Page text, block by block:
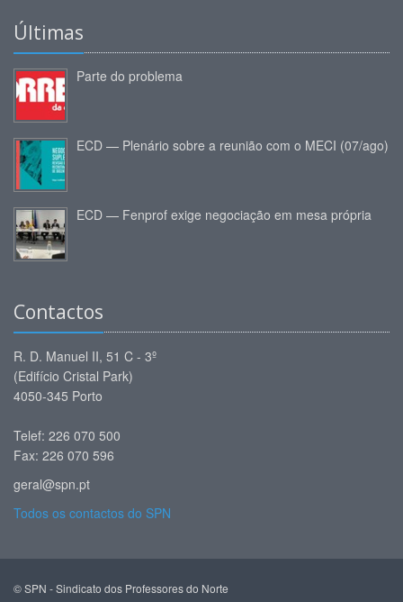
Últimas
Parte do problema
ECD — Plenário sobre a reunião com o MECI (07/ago)
ECD — Fenprof exige negociação em mesa própria
Contactos
R. D. Manuel II, 51 C - 3º
(Edifício Cristal Park)
4050-345 Porto
Telef: 226 070 500
Fax: 226 070 596
geral@spn.pt
Todos os contactos do SPN
© SPN - Sindicato dos Professores do Norte